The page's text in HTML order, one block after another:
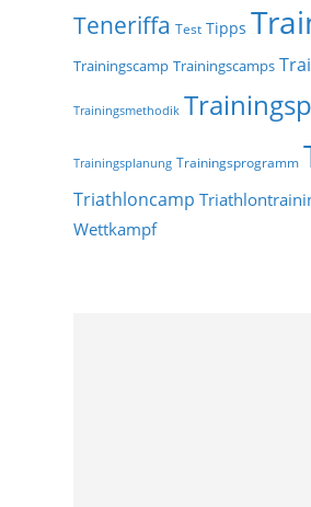
Teneriffa Test Tipps
Trainingscamp Trainingscamps
Trainingsmethodik
Trainingsplanung Trainingsprogramm
Triathloncamp
Wettkampf